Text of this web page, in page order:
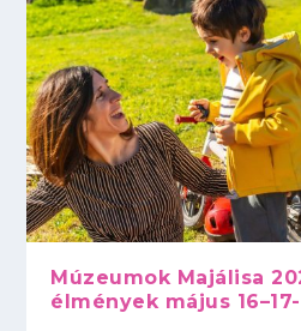
Múzeumok Majálisa
élmények május